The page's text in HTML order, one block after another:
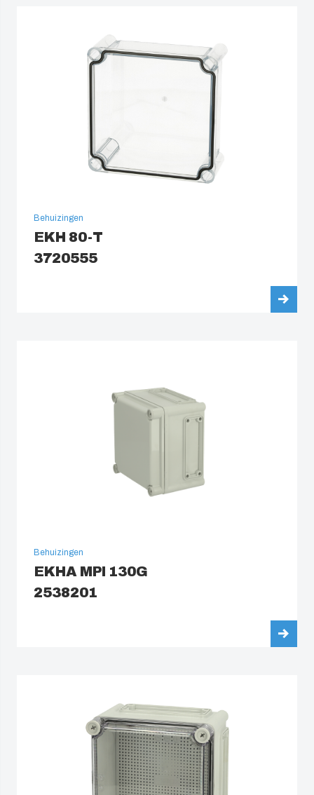
Behuizingen
EKH 80-T
3720555
Behuizingen
EKHA MPI 130G
2538201